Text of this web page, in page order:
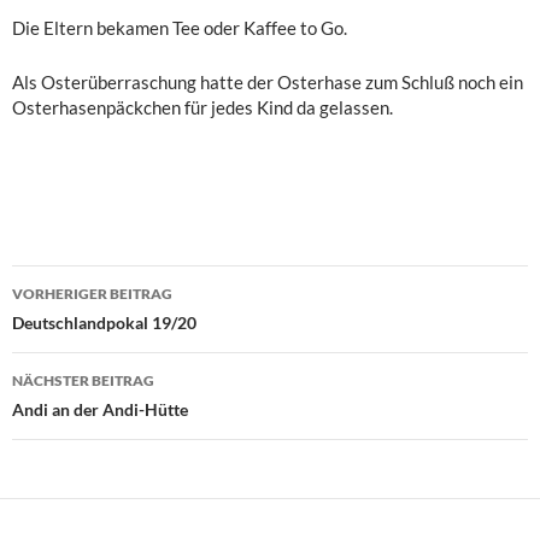
Die Eltern bekamen Tee oder Kaffee to Go.
Als Osterüberraschung hatte der Osterhase zum Schluß noch ein
Osterhasenpäckchen für jedes Kind da gelassen.
Beitragsnavigation
VORHERIGER BEITRAG
Deutschlandpokal 19/20
NÄCHSTER BEITRAG
Andi an der Andi-Hütte